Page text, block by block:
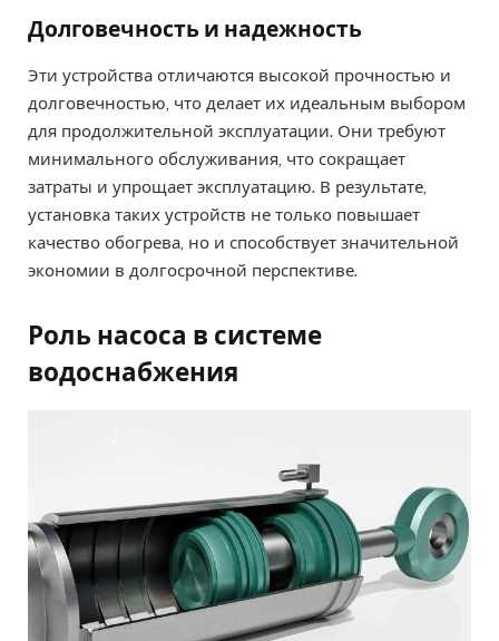
Долговечность и надежность
Эти устройства отличаются высокой прочностью и
долговечностью, что делает их идеальным выбором
для продолжительной эксплуатации. Они требуют
минимального обслуживания, что сокращает
затраты и упрощает эксплуатацию. В результате,
установка таких устройств не только повышает
качество обогрева, но и способствует значительной
экономии в долгосрочной перспективе.
Роль насоса в системе
водоснабжения